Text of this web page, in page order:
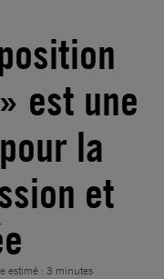
est une
la
et
estimé : 3 minutes